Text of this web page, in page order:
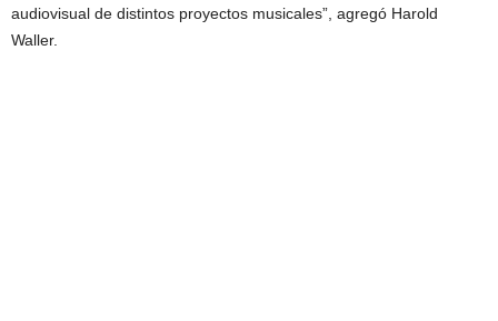
audiovisual de distintos proyectos musicales”, agregó Harold
Waller.